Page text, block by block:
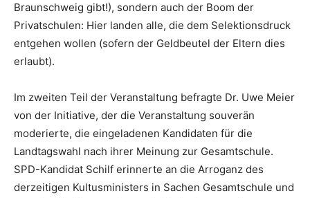
Braunschweig gibt!), sondern auch der Boom der
Privatschulen: Hier landen alle, die dem Selektionsdruck
entgehen wollen (sofern der Geldbeutel der Eltern dies
erlaubt).
Im zweiten Teil der Veranstaltung befragte Dr. Uwe Meier
von der Initiative, der die Veranstaltung souverän
moderierte, die eingeladenen Kandidaten für die
Landtagswahl nach ihrer Meinung zur Gesamtschule.
SPD-Kandidat Schilf erinnerte an die Arroganz des
derzeitigen Kultusministers in Sachen Gesamtschule und